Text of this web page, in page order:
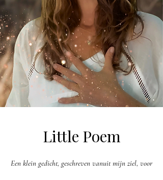
Little Poem
Een klein gedicht, geschreven vanuit mijn ziel, voor